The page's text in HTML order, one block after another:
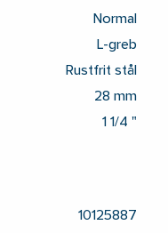
Normal
L-greb
Rustfrit stål
28 mm
1 1/4 "
10125887